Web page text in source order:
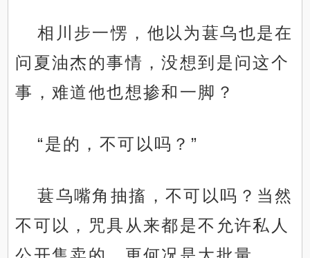
相川步一愣，他以为葚乌也是在
问夏油杰的事情，没想到是问这个
事，难道他也想掺和一脚？
“是的，不可以吗？”
葚乌嘴角抽搐，不可以吗？当然
不可以，咒具从来都是不允许私人